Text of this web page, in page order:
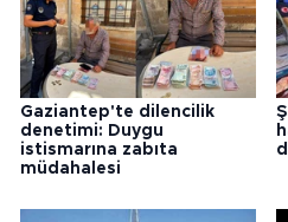
Gaziantep'te dilencilik
denetimi: Duygu
istismarına zabıta
müdahalesi